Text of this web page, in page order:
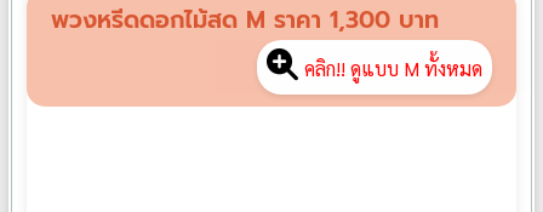
พวงหรีดดอกไม้สด M ราคา 1,300 บาท
คลิก!! ดูแบบ M ทั้งหมด